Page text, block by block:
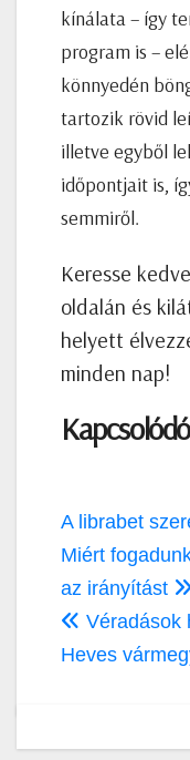
kínálata – így
program is –
könnyedén
tartozik rövid
illetve egyből
időpontjait is,
semmiről.
Keresse
oldalán és
helyett
minden nap!
Bejegyzés
navigáció
A librabet
Miért
az irányítást
Véradások
Heves